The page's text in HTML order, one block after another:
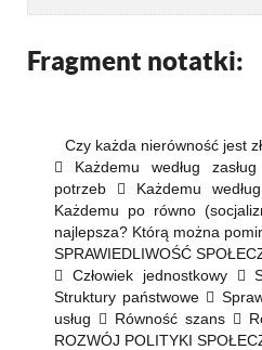
Fragment notatki:
Czy każda nierówność jest
 Każdemu według
potrzeb  Każdemu
Każdemu po równo
najlepsza? Którą można
SPRAWIEDLIWOŚĆ
 Człowiek jednostkowy 
Struktury państwowe 
usług  Równość szans 
ROZWÓJ POLITYKI